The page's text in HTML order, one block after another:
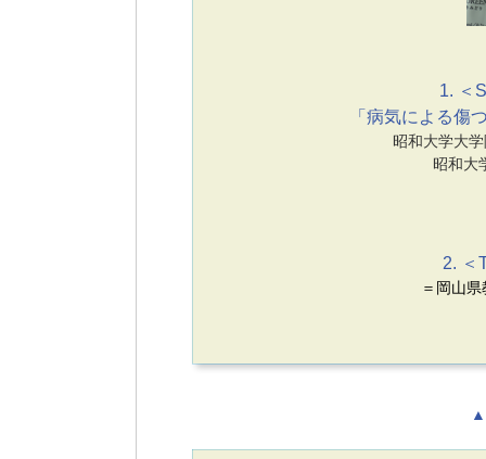
1. ＜
「病気による傷
昭和大学大
昭和大
2. ＜
＝岡山
▲